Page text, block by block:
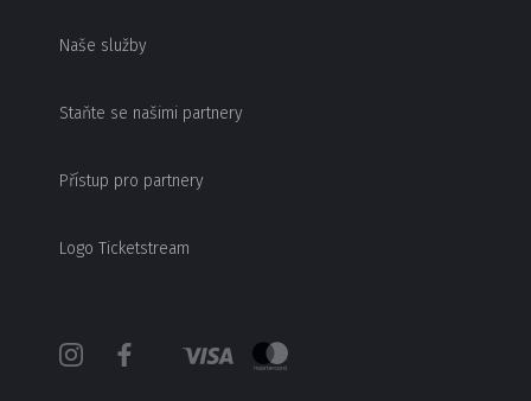
Naše služby
Staňte se našimi partnery
Přístup pro partnery
Logo Ticketstream